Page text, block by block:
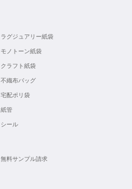
ラグジュアリー紙袋
モノトーン紙袋
クラフト紙袋
不織布バッグ
宅配ポリ袋
紙管
シール
無料サンプル請求